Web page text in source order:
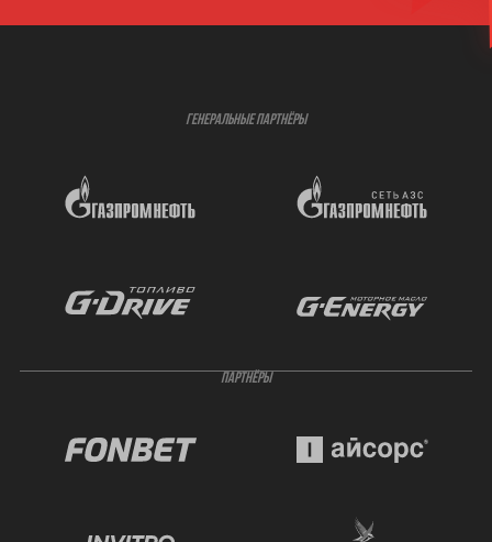
ГЕНЕРАЛЬНЫЕ ПАРТНЁРЫ
ПАРТНЁРЫ